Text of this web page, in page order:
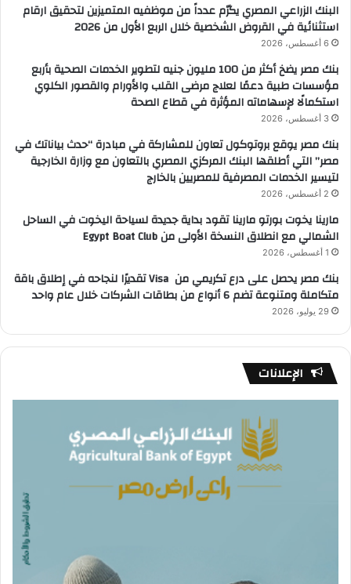
البنك الزراعي المصري يكرّم عدداً من موظفيه المتميزين لتحقيق ارقام
استثنائية في القروض الشخصية خلال الربع الأول من 2026
6 أغسطس، 2026
بنك مصر يضخ أكثر من 100 مليون جنيه لتطوير الخدمات الصحية بأربع
مؤسسات طبية دعمًا لعلاج مرضى القلب والأورام والقصور الكلوي
استكمالًا لإسهاماته المؤثرة في قطاع الصحة
3 أغسطس، 2026
بنك مصر يوقع بروتوكول تعاون للمشاركة في مبادرة “حدث بياناتك في
مصر” التي أطلقها البنك المركزي المصري بالتعاون مع وزارة الخارجية
لتيسير الخدمات المصرفية للمصريين بالخارج
2 أغسطس، 2026
مارينا يخوت بورتو مارينا تقود بداية جديدة لسياحة اليخوت في الساحل
الشمالي مع انطلاق النسخة الأولى من Egypt Boat Club
1 أغسطس، 2026
بنك مصر يحصل على درع تكريمي من Visa تقديرًا لنجاحه في إطلاق باقة
متكاملة ومتنوعة تضم 6 أنواع من بطاقات الشركات خلال عام واحد
29 يوليو، 2026
الإعلانات